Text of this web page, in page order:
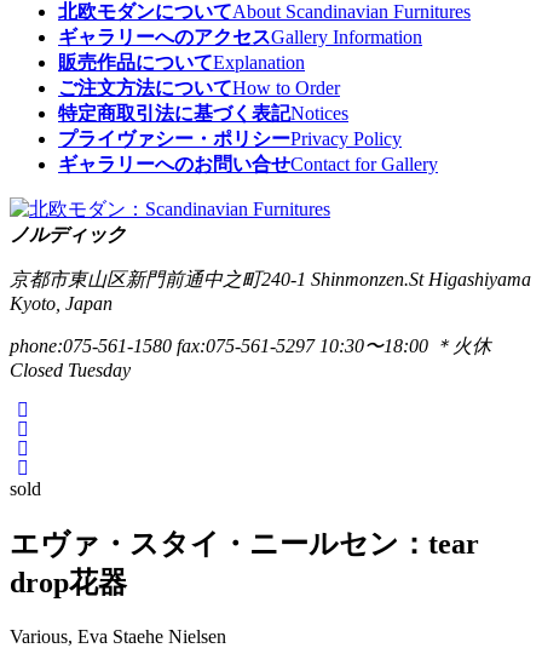
北欧モダンについてAbout Scandinavian Furnitures
ギャラリーへのアクセスGallery Information
販売作品についてExplanation
ご注文方法についてHow to Order
特定商取引法に基づく表記Notices
プライヴァシー・ポリシーPrivacy Policy
ギャラリーへのお問い合せContact for Gallery
ノルディック
京都市東山区新門前通中之町240-1 Shinmonzen.St Higashiyama
Kyoto, Japan
phone:075-561-1580 fax:075-561-5297 10:30〜18:00 ＊火休
Closed Tuesday
sold
エヴァ・スタイ・ニールセン：tear
drop花器
Various, Eva Staehe Nielsen